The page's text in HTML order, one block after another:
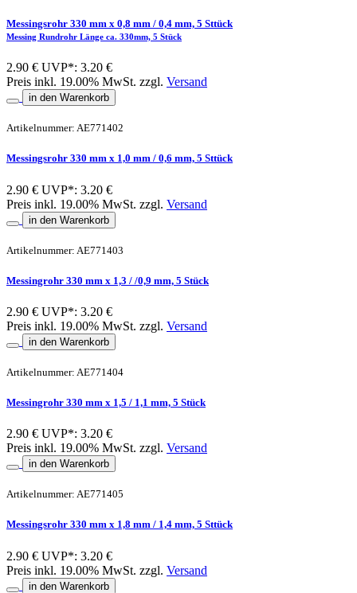
Messingsrohr 330 mm x 0,8 mm / 0,4 mm, 5 Sttück
Messing Rundrohr Länge ca. 330mm, 5 Stück
2.90 € UVP*: 3.20 €
Preis inkl. 19.00% MwSt. zzgl. Versand
in den Warenkorb
Artikelnummer: AE771402
Messingsrohr 330 mm x 1,0 mm / 0,6 mm, 5 Sttück
2.90 € UVP*: 3.20 €
Preis inkl. 19.00% MwSt. zzgl. Versand
in den Warenkorb
Artikelnummer: AE771403
Messingrohr 330 mm x 1,3 / /0,9 mm, 5 Stück
2.90 € UVP*: 3.20 €
Preis inkl. 19.00% MwSt. zzgl. Versand
in den Warenkorb
Artikelnummer: AE771404
Messingrohr 330 mm x 1,5 / 1,1 mm, 5 Stück
2.90 € UVP*: 3.20 €
Preis inkl. 19.00% MwSt. zzgl. Versand
in den Warenkorb
Artikelnummer: AE771405
Messingsrohr 330 mm x 1,8 mm / 1,4 mm, 5 Sttück
2.90 € UVP*: 3.20 €
Preis inkl. 19.00% MwSt. zzgl. Versand
in den Warenkorb